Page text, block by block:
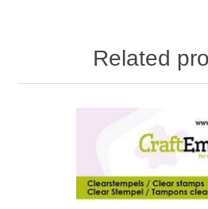
Related